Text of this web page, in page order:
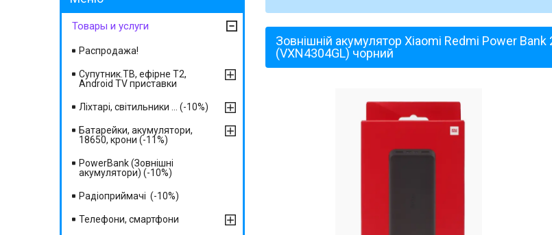
Зовнішній акумулятор Xiaomi Redmi Power
(VXN4304GL) чорний
Товары и услуги
Распродажа!
Супутник.ТВ, ефірне Т2,
Android TV приставки
Ліхтарі, світильники ... (-10%)
Батарейки, акумулятори,
18650, крони (-11%)
PowerBank (Зовнішні
акумулятори) (-10%)
Радіоприймачі (-10%)
Телефони, смартфони